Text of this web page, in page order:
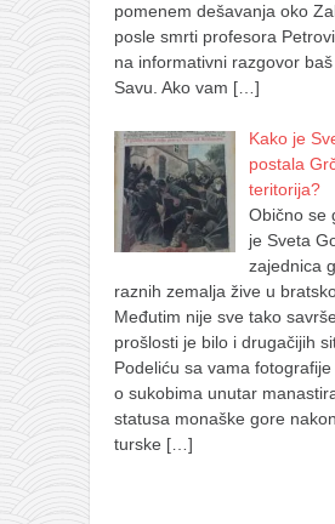
pomenem dešavanja oko
posle smrti profesora
na informativni razgovor
Savu. Ako vam […]
Kako je
postala
teritorija?
Obično se
je Sveta
zajednica
raznih zemalja žive u
Međutim nije sve tako
prošlosti je bilo i drugačijih
Podeliću sa vama
o sukobima unutar
statusa monaške gore
turske […]